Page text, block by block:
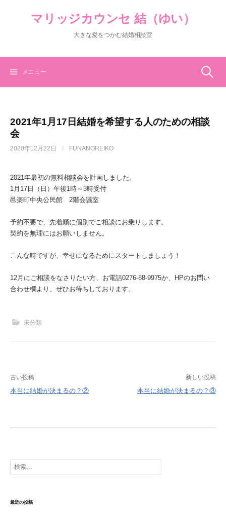
マリッジカウンセ 結（ゆい）
大きな愛をつかむ結婚相談室
メニュー 検
2021年1月17日結婚を希望する人のための相談
会
2020年12月22日 / FUNANOREIKO
2021年最初の無料相談会を計画しました。
1月17日（日）午後1時～3時受付
邑楽町中央公民館 2階会議室
予約不要で、先着順に個別でご相談にお乗りします。
契約を無理にはお願いしません。
こんな時ですが、幸せになるためにスタートしましょう！
12月にご相談をなさりたい方、お電話0276-88-9975か、HPのお問い
合わせ欄より、ぜひお待ちしております。
未分類
投
稿
シ
ョ
古い投稿
本当に結婚が決まるの？②
新しい投稿
本当に結婚が決まるの？③
検
索:
最近の投稿